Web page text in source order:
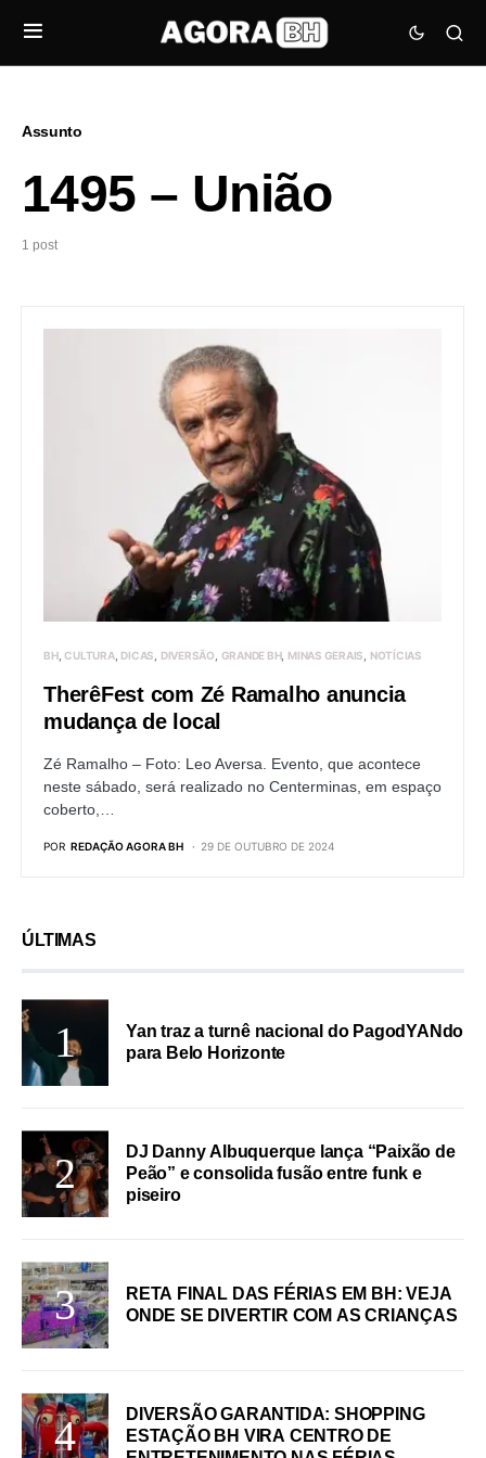
Assunto
1495 – União
1 post
BH CULTURA DICAS DIVERSÃO GRANDE BH MINAS GERAIS NOTÍCIAS
TherêFest com Zé Ramalho anuncia
mudança de local
Zé Ramalho – Foto: Leo Aversa. Evento, que acontece
neste sábado, será realizado no Centerminas, em espaço
coberto,…
POR REDAÇÃO AGORA BH 29 DE OUTUBRO DE 2024
ÚLTIMAS
Yan traz a turnê nacional do PagodYANdo
para Belo Horizonte
DJ Danny Albuquerque lança “Paixão de
Peão” e consolida fusão entre funk e
piseiro
RETA FINAL DAS FÉRIAS EM BH: VEJA
ONDE SE DIVERTIR COM AS CRIANÇAS
DIVERSÃO GARANTIDA: SHOPPING
ESTAÇÃO BH VIRA CENTRO DE